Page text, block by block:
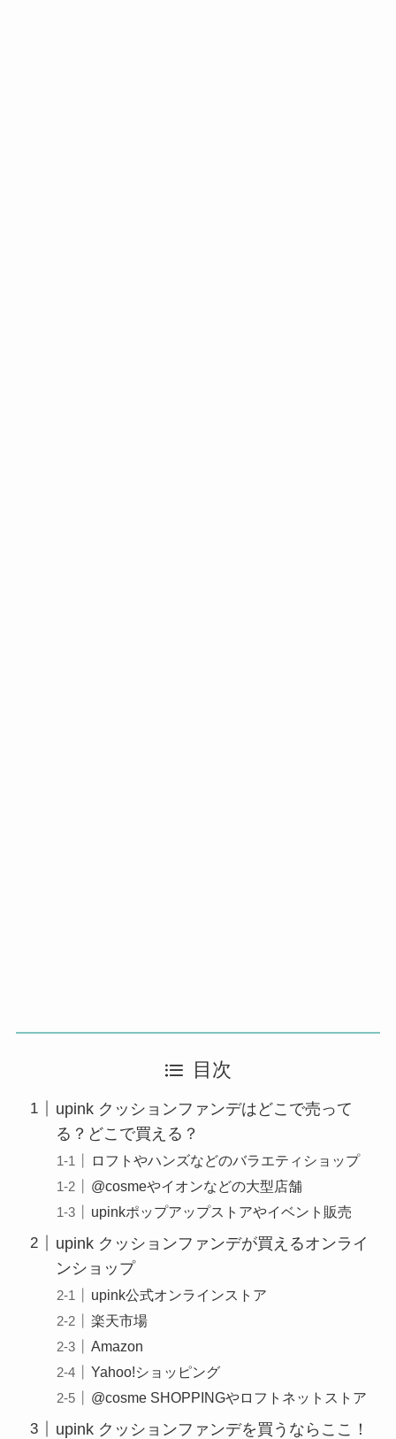
目次
upink クッションファンデはどこで売って
る？どこで買える？
ロフトやハンズなどのバラエティショップ
@cosmeやイオンなどの大型店舗
upinkポップアップストアやイベント販売
upink クッションファンデが買えるオンライ
ンショップ
upink公式オンラインストア
楽天市場
Amazon
Yahoo!ショッピング
@cosme SHOPPINGやロフトネットストア
upink クッションファンデを買うならここ！